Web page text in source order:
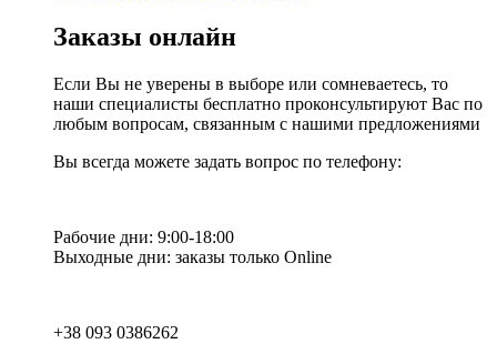
Заказы онлайн
Если Вы не уверены в выборе или сомневаетесь, то
наши специалисты бесплатно проконсультируют Вас по
любым вопросам, связанным с нашими предложениями
Вы всегда можете задать вопрос по телефону:
Рабочие дни: 9:00-18:00
Выходные дни: заказы только Online
+38 093 0386262